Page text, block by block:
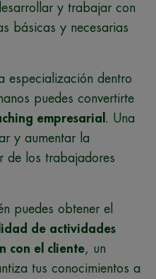
y trabajar con
básicas y necesarias
especialización dentro
puedes convertirte
empresarial . Una
y aumentar la
de los trabajadores
puedes obtener el
de actividades
con el cliente, un
tus conocimientos a